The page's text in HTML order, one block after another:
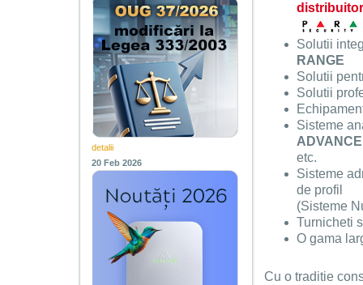
detalii
20 Feb 2026
Solutii
RANGE
Solutii
Solutii
Sisteme
etc.
Sisteme
de profil
(Sisteme
Turnicheti
O gama
Cu o traditie